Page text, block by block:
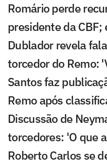
Romário perde
presidente da CBF;
Dublador revela
torcedor do Remo:
Santos faz
Remo após
Discussão de
torcedores: 'O que
Roberto Carlos se